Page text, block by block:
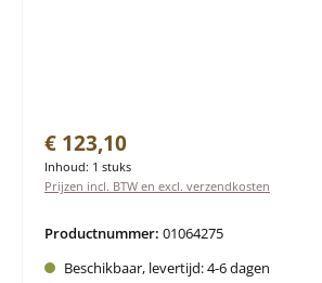
Normale prijs:
€ 123,10
Inhoud: 1 stuks
Prijzen incl. BTW en excl. verzendkosten
Productnummer: 01064275
Beschikbaar, levertijd: 4-6 dagen